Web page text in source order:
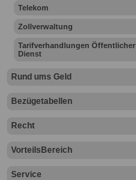
Telekom
Zollverwaltung
Tarifverhandlungen Öffentlicher
Dienst
Rund ums Geld
Bezügetabellen
Recht
VorteilsBereich
Service